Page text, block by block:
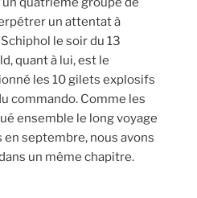
un attentat à
le soir du 13
quant à lui, est le
les 10 gilets explosifs
commando. Comme les
ensemble le long voyage
en septembre, nous avons
un même chapitre.